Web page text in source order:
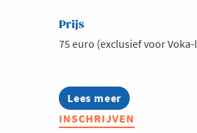
Prijs
75 euro (exclusief voor
Lees meer
about
Voka
Connect
INSCHRIJVEN